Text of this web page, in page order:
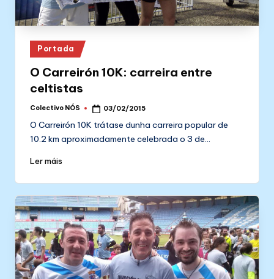
Posted
in
Portada
O Carreirón 10K: carreira entre
celtistas
Posted
Colectivo NÓS 03/02/2015
O Carreirón 10K trátase dunha carreira popular de
10.2 km aproximadamente celebrada o 3 de…
Ler máis